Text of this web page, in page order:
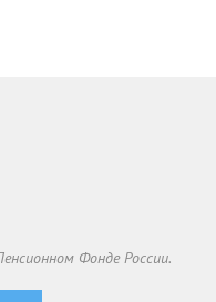
Фонде России.